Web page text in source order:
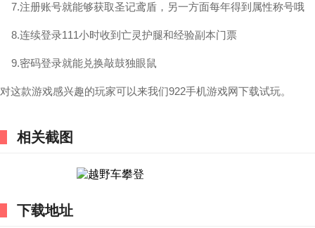
7.注册账号就能够获取圣记鸢盾，另一方面每年得到属性称号哦
8.连续登录111小时收到亡灵护腿和经验副本门票
9.密码登录就能兑换敲鼓独眼鼠
对这款游戏感兴趣的玩家可以来我们922手机游戏网下载试玩。
相关截图
下载地址